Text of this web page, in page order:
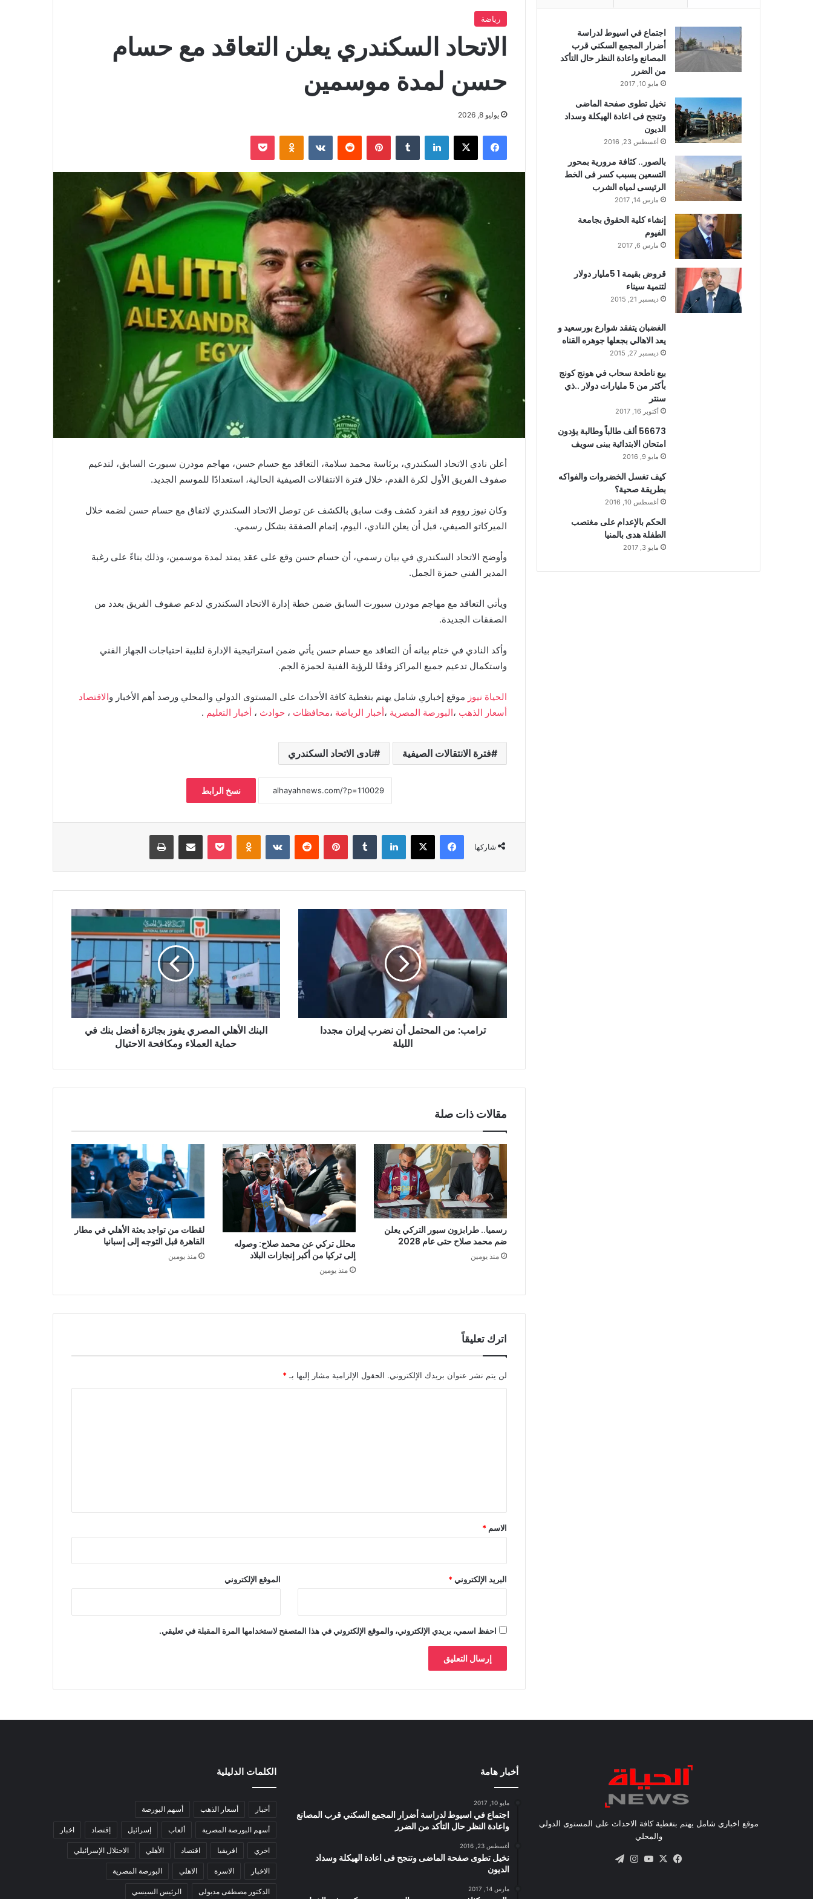
رياضة
الاتحاد السكندري يعلن التعاقد مع حسام
حسن لمدة موسمين
يوليو 8, 2026
فيسبوك X لينكدإن بينتيريست Odnoklassniki
بوكيت
أعلن نادي الاتحاد السكندري، برئاسة محمد سلامة، التعاقد مع حسام حسن، مهاجم مودرن سبورت السابق، لتدعيم
صفوف الفريق الأول لكرة القدم، خلال فترة الانتقالات الصيفية الحالية، استعدادًا للموسم الجديد.
وكان نيوز رووم قد انفرد كشف وقت سابق بالكشف عن توصل الاتحاد السكندري لاتفاق مع حسام حسن لضمه خلال
الميركاتو الصيفي، قبل أن يعلن النادي، اليوم، إتمام الصفقة بشكل رسمي.
وأوضح الاتحاد السكندري في بيان رسمي، أن حسام حسن وقع على عقد يمتد لمدة موسمين، وذلك بناءً على رغبة
المدير الفني حمزة الجمل.
ويأتي التعاقد مع مهاجم مودرن سبورت السابق ضمن خطة إدارة الاتحاد السكندري لدعم صفوف الفريق بعدد من
الصفقات الجديدة.
وأكد النادي في ختام بيانه أن التعاقد مع حسام حسن يأتي ضمن استراتيجية الإدارة لتلبية احتياجات الجهاز الفني
واستكمال تدعيم جميع المراكز وفقًا للرؤية الفنية لحمزة الجم.
الحياة نيوز موقع إخباري شامل يهتم بتغطية كافة الأحداث على المستوى الدولي والمحلي ورصد أهم الأخبار والاقتصاد
أسعار الذهب ،البورصة المصرية ،أخبار الرياضة ،محافظات ، حوادث ، أخبار التعليم .
فترة الانتقالات الصيفية نادى الاتحاد السكندري
نسخ الرابط
شاركها
فيسبوك X لينكدإن بينتيريست Odnoklassniki
بوكيت مشاركة عبر البريد طباعة
ترامب: من المحتمل أن نضرب إيران مجددا
الليلة
البنك الأهلي المصري يفوز بجائزة أفضل بنك في
حماية العملاء ومكافحة الاحتيال
مقالات ذات صلة
رسميا.. طرابزون سبور التركي يعلن
ضم محمد صلاح حتى عام 2028
منذ يومين
محلل تركي عن محمد صلاح: وصوله
إلى تركيا من أكبر إنجازات البلاد
منذ يومين
لقطات من تواجد بعثة الأهلي في مطار
القاهرة قبل التوجه إلى إسبانيا
منذ يومين
اترك تعليقاً
لن يتم نشر عنوان بريدك الإلكتروني. الحقول الإلزامية مشار إليها بـ*
*
الاسم *
البريد الإلكتروني* الموقع الإلكتروني
احفظ اسمي، بريدي الإلكتروني، والموقع الإلكتروني في هذا المتصفح لاستخدامها المرة المقبلة في تعليقي.
اجتماع في اسيوط لدراسة
أضرار المجمع السكني قرب
المصانع واعادة النظر حال التأكد
من الضرر
مايو 10, 2017
نخيل تطوى صفحة الماضى
وتنجح فى اعادة الهيكلة وسداد
الديون
أغسطس 23, 2016
بالصور.. كثافة مرورية بمحور
التسعين بسبب كسر فى الخط
الرئيسى لمياه الشرب
مارس 14, 2017
إنشاء كلية الحقوق بجامعة
الفيوم
مارس 6, 2017
قروض بقيمة 1 5مليار دولار
لتنمية سيناء
ديسمبر 21, 2015
الغضبان يتفقد شوارع بورسعيد و
يعد الاهالي بجعلها جوهره القناه
ديسمبر 27, 2015
بيع ناطحة سحاب في هونج كونج
بأكثر من 5 مليارات دولار ..ذي
سنتر
أكتوبر 16, 2017
56673 ألف طالباً وطالبة يؤدون
امتحان الابتدائية ببنى سويف
مايو 9, 2016
كيف تغسل الخضروات والفواكه
بطريقة صحية؟
أغسطس 10, 2016
الحكم بالإعدام على مغتصب
الطفلة هدى بالمنيا
مايو 3, 2017
موقع اخباري شامل يهتم بتغطية كافة الاحداث على المستوى الدولي
والمحلي
فيسبوك
X يوتيوبانستقرام
أخبار هامة
مايو 10, 2017
اجتماع في اسيوط لدراسة أضرار المجمع السكني قرب المصانع
واعادة النظر حال التأكد من الضرر
أغسطس 23, 2016
نخيل تطوى صفحة الماضى وتنجح فى اعادة الهيكلة وسداد
الديون
مارس 14, 2017
الكلمات الدليلية
أخبار أسعار الذهب أسهم البورصة
أسهم البورصة المصرية ألعاب إسرائيل إقتصاد اخبار
اخري افريقيا اقتصاد الأهلي الاحتلال الإسرائيلي
الاخبار الاسرة الاهلي البورصة المصرية
الدكتور مصطفى مدبولى الرئيس السيسي